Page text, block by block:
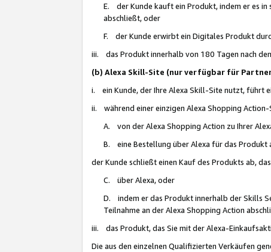
E. der Kunde kauft ein Produkt, indem er es in
abschließt, oder
F. der Kunde erwirbt ein Digitales Produkt
iii. das Produkt innerhalb von 180 Tagen nach
(b) Alexa Skill-Site (nur verfügbar für
i. ein Kunde, der Ihre Alexa Skill-Site nutzt, führt
ii. während einer einzigen Alexa Shopping Action-
A. von der Alexa Shopping Action zu Ihrer
B. eine Bestellung über Alexa für das Produkt
der Kunde schließt einen Kauf des Produkts ab,
C. über Alexa, oder
D. indem er das Produkt innerhalb der Skills
Teilnahme an der Alexa Shopping Action
iii. das Produkt, das Sie mit der Alexa-
Die aus den einzelnen Qualifizierten Verkäufen